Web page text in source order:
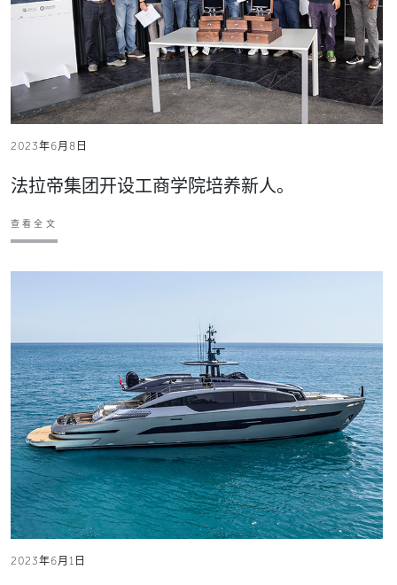
2023年6月8日
法拉帝集团开设工商学院培养新人。
查看全文
2023年6月1日